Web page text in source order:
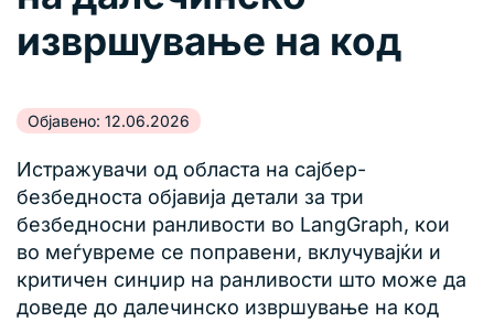
извршување на код
Објавено: 12.06.2026
Истражувачи од областа на сајбер-
безбедноста објавија детали за три
безбедносни ранливости во LangGraph, кои
во меѓувреме се поправени, вклучувајќи и
критичен синџир на ранливости што може да
доведе до далечинско извршување на код